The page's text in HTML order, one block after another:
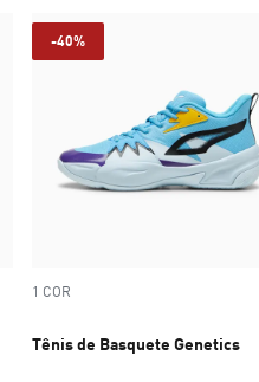
-40%
1 COR
Tênis de Basquete Genetics